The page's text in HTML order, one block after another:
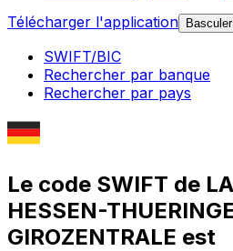
Télécharger l'application
SWIFT/BIC
Rechercher par banque
Rechercher par pays
Le code SWIFT de
HESSEN-
GIROZENTRALE est